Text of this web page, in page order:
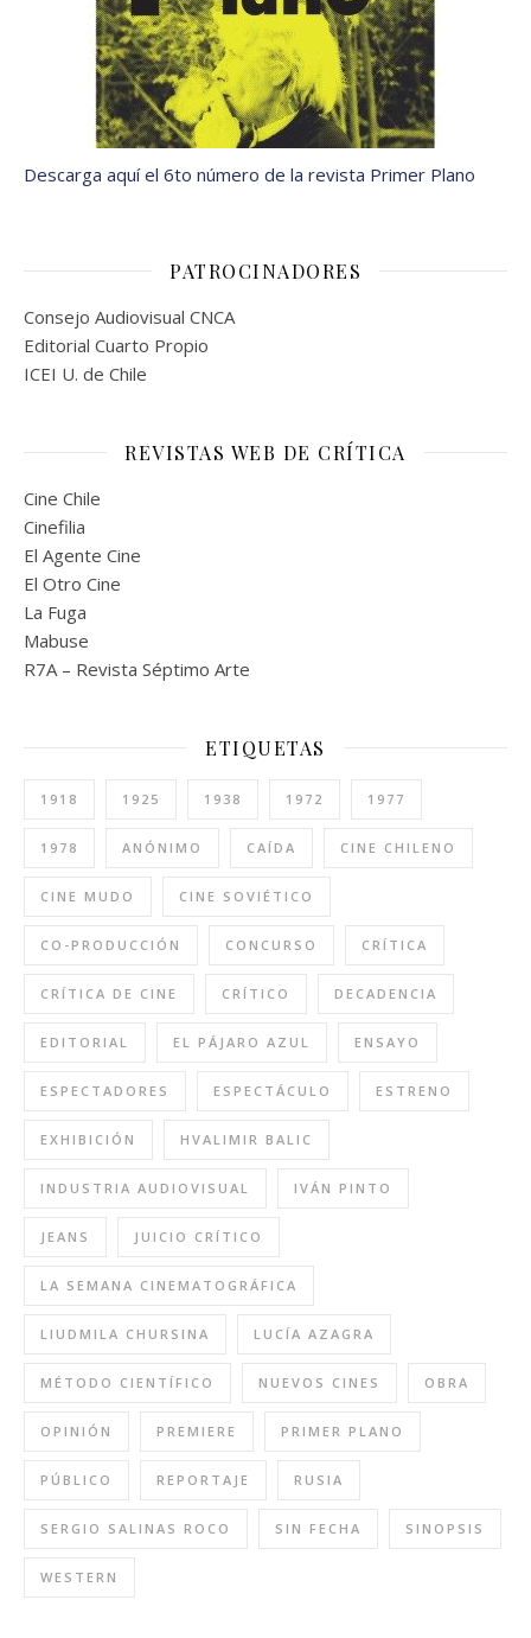
Descarga aquí el 6to número de la revista Primer Plano
PATROCINADORES
Consejo Audiovisual CNCA
Editorial Cuarto Propio
ICEI U. de Chile
REVISTAS WEB DE CRÍTICA
Cine Chile
Cinefilia
El Agente Cine
El Otro Cine
La Fuga
Mabuse
R7A – Revista Séptimo Arte
ETIQUETAS
1918 1925 1938 1972 1977
1978 ANÓNIMO CAÍDA CINE CHILENO
CINE MUDO CINE SOVIÉTICO
CO-PRODUCCIÓN CONCURSO CRÍTICA
CRÍTICA DE CINE CRÍTICO DECADENCIA
EDITORIAL EL PÁJARO AZUL ENSAYO
ESPECTADORES ESPECTÁCULO ESTRENO
EXHIBICIÓN HVALIMIR BALIC
INDUSTRIA AUDIOVISUAL IVÁN PINTO
JEANS JUICIO CRÍTICO
LA SEMANA CINEMATOGRÁFICA
LIUDMILA CHURSINA LUCÍA AZAGRA
MÉTODO CIENTÍFICO NUEVOS CINES OBRA
OPINIÓN PREMIERE PRIMER PLANO
PÚBLICO REPORTAJE RUSIA
SERGIO SALINAS ROCO SIN FECHA SINOPSIS
WESTERN